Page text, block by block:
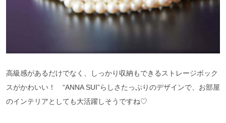
高級感があるだけでなく、しっかり収納もできるストレージボック
スがかわいい！ “ANNA SUI”らしさたっぷりのデザインで、お部屋
のインテリアとしても大活躍しそうですね♡